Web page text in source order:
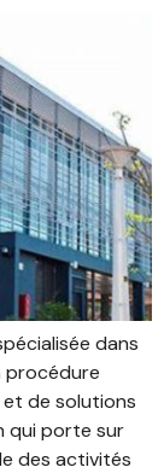
dans
procédure
et de solutions
qui porte sur
des activités